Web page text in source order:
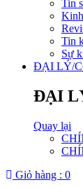
Tin
Tin
Sự
ĐẠI LÝ/
ĐẠI
Quay lại
Giỏ hàng : 0